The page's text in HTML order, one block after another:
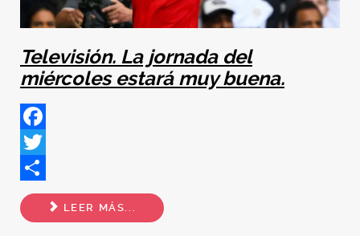
Televisión. La jornada del
miércoles estará muy buena.
Facebook
Twitter
Share
LEER MÁS...